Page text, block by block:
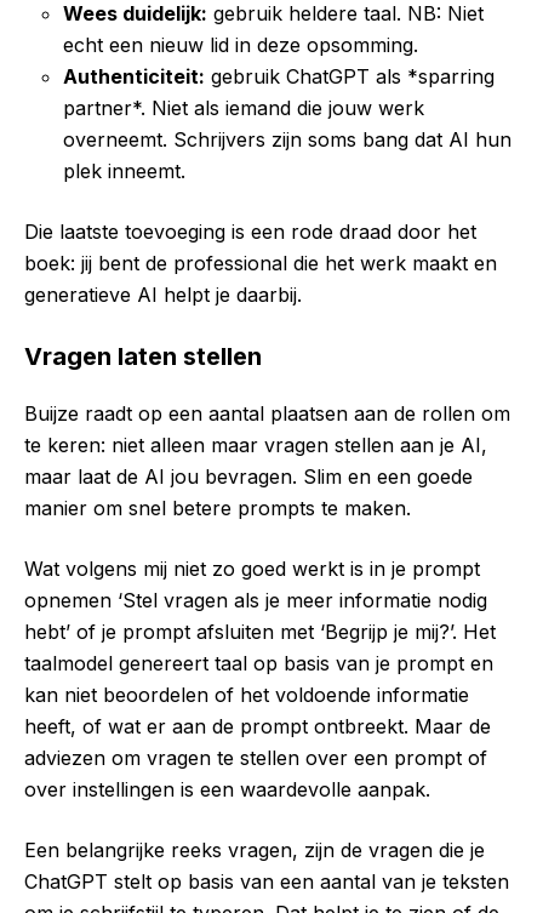
Wees duidelijk: gebruik heldere taal. NB: Niet
echt een nieuw lid in deze opsomming.
Authenticiteit: gebruik ChatGPT als *sparring
partner*. Niet als iemand die jouw werk
overneemt. Schrijvers zijn soms bang dat AI hun
plek inneemt.
Die laatste toevoeging is een rode draad door het
boek: jij bent de professional die het werk maakt en
generatieve AI helpt je daarbij.
Vragen laten stellen
Buijze raadt op een aantal plaatsen aan de rollen om
te keren: niet alleen maar vragen stellen aan je AI,
maar laat de AI jou bevragen. Slim en een goede
manier om snel betere prompts te maken.
Wat volgens mij niet zo goed werkt is in je prompt
opnemen ‘Stel vragen als je meer informatie nodig
hebt’ of je prompt afsluiten met ‘Begrijp je mij?’. Het
taalmodel genereert taal op basis van je prompt en
kan niet beoordelen of het voldoende informatie
heeft, of wat er aan de prompt ontbreekt. Maar de
adviezen om vragen te stellen over een prompt of
over instellingen is een waardevolle aanpak.
Een belangrijke reeks vragen, zijn de vragen die je
ChatGPT stelt op basis van een aantal van je teksten